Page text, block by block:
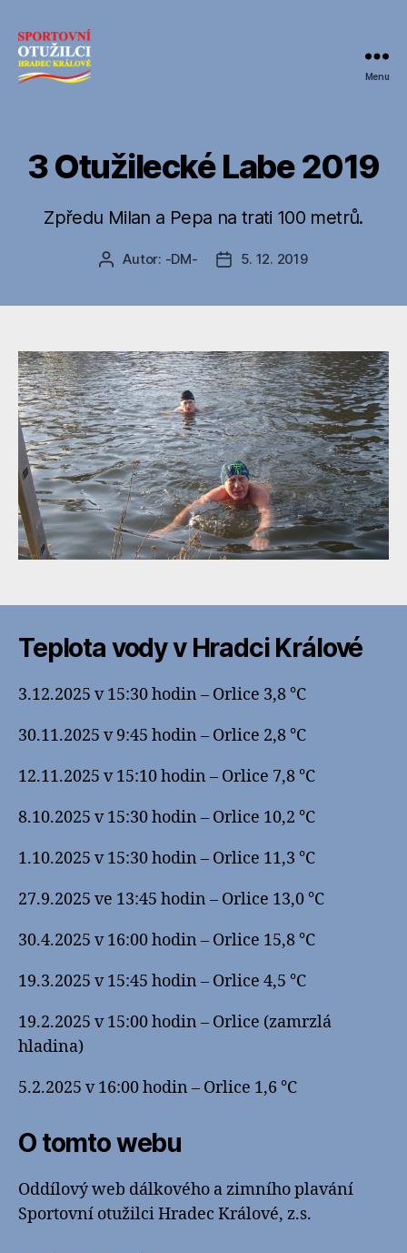
KRÁLOVÉ
Menu
3 Otužilecké Labe 2019
Zpředu Milan a Pepa na trati 100 metrů.
AutorAutor: -DM-
Datum
5. 12. 2019
Teplota vody v Hradci Králové
3.12.2025 v 15:30 hodin – Orlice 3,8 °C
30.11.2025 v 9:45 hodin – Orlice 2,8 °C
12.11.2025 v 15:10 hodin – Orlice 7,8 °C
8.10.2025 v 15:30 hodin – Orlice 10,2 °C
1.10.2025 v 15:30 hodin – Orlice 11,3 °C
27.9.2025 ve 13:45 hodin – Orlice 13,0 °C
30.4.2025 v 16:00 hodin – Orlice 15,8 °C
19.3.2025 v 15:45 hodin – Orlice 4,5 °C
19.2.2025 v 15:00 hodin – Orlice (zamrzlá
hladina)
5.2.2025 v 16:00 hodin – Orlice 1,6 °C
O tomto webu
Oddílový web dálkového a zimního plavání
Sportovní otužilci Hradec Králové, z.s.